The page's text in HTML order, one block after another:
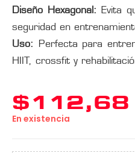
Diseño Hexagonal: Evita
seguridad en
Uso:
Perfecta para
HIIT, crossfit y
$112,68
En existencia